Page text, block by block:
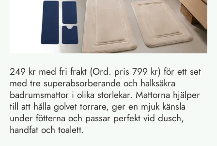
249 kr med fri frakt (Ord. pris 799 kr) för ett set
med tre superabsorberande och halksäkra
badrumsmattor i olika storlekar. Mattorna hjälper
till att hålla golvet torrare, ger en mjuk känsla
under fötterna och passar perfekt vid dusch,
handfat och toalett.